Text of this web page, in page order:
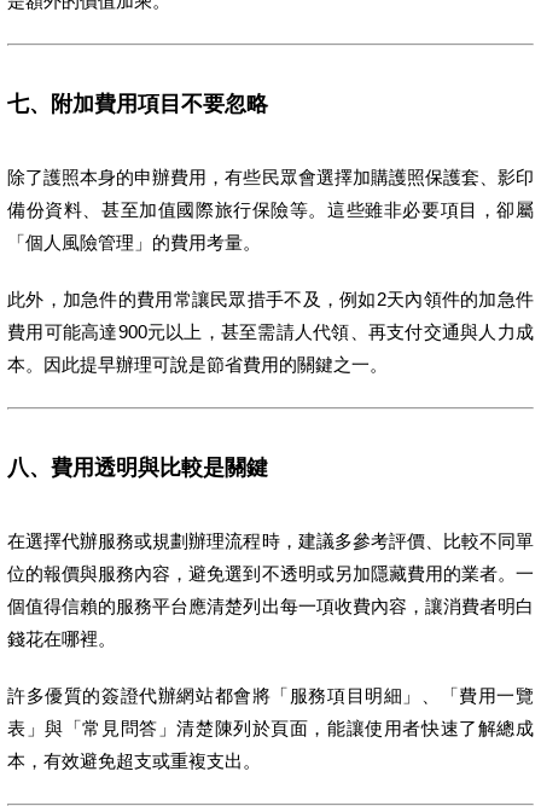
七、附加費用項目不要忽略
除了護照本身的申辦費用，有些民眾會選擇加購護照保護套、影印
備份資料、甚至加值國際旅行保險等。這些雖非必要項目，卻屬
「個人風險管理」的費用考量。
此外，加急件的費用常讓民眾措手不及，例如2天內領件的加急件
費用可能高達900元以上，甚至需請人代領、再支付交通與人力成
本。因此提早辦理可說是節省費用的關鍵之一。
八、費用透明與比較是關鍵
在選擇代辦服務或規劃辦理流程時，建議多參考評價、比較不同單
位的報價與服務內容，避免選到不透明或另加隱藏費用的業者。一
個值得信賴的服務平台應清楚列出每一項收費內容，讓消費者明白
錢花在哪裡。
許多優質的簽證代辦網站都會將「服務項目明細」、「費用一覽
表」與「常見問答」清楚陳列於頁面，能讓使用者快速了解總成
本，有效避免超支或重複支出。